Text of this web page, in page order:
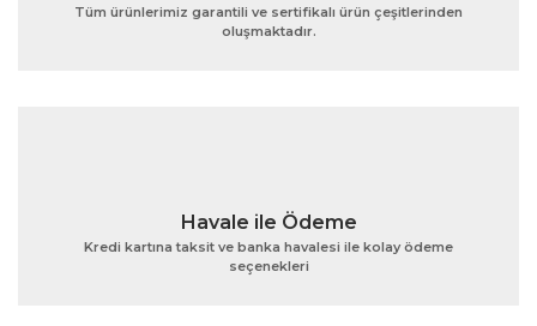
Gönder
Tüm ürünlerimiz garantili ve sertifikalı ürün çeşitlerinden
oluşmaktadır.
Havale ile Ödeme
Kredi kartına taksit ve banka havalesi ile kolay ödeme
seçenekleri